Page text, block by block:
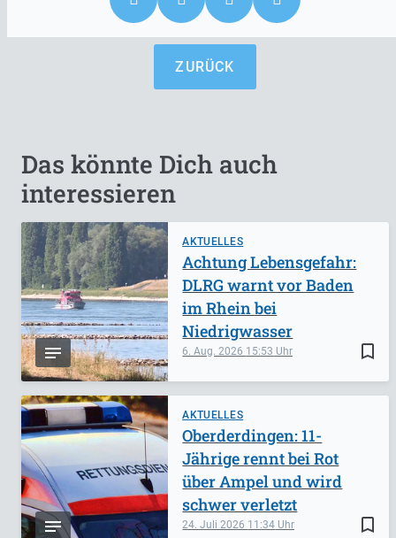
ZURÜCK
Das könnte Dich auch
interessieren
AKTUELLES
bookmark_border
6. Aug. 2026 15:53
Achtung Lebensgefahr:
DLRG warnt vor Baden
im Rhein bei
Niedrigwasser
AKTUELLES
bookmark_border
24. Juli 2026 11:34
Oberderdingen: 11-
Jährige rennt bei Rot
über Ampel und wird
schwer verletzt